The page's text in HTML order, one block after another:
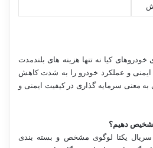
خودروهای کیا نه تنها هزینه های بلندمدت
و عملکرد خودرو را به شدت کاهش
معنی سرمایه گذاری در کیفیت ایمنی و
دهیم؟
یکتا لوگوی مشخص و بسته بندی